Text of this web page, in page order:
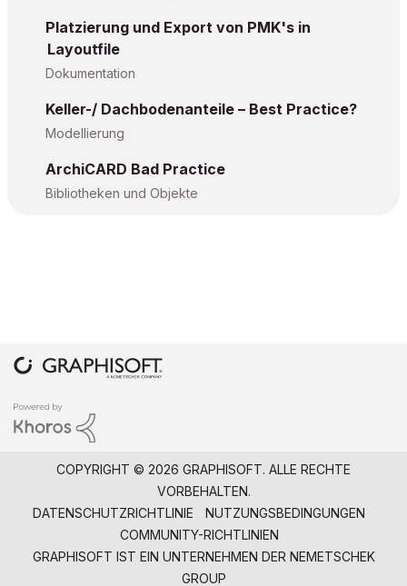
Platzierung und Export von PMK's in
Layoutfile
Dokumentation
Keller-/ Dachbodenanteile – Best Practice?
Modellierung
ArchiCARD Bad Practice
Bibliotheken und Objekte
COPYRIGHT © 2026 GRAPHISOFT. ALLE RECHTE
VORBEHALTEN.
DATENSCHUTZRICHTLINIE
NUTZUNGSBEDINGUNGEN
COMMUNITY-RICHTLINIEN
GRAPHISOFT IST EIN UNTERNEHMEN DER NEMETSCHEK
GROUP